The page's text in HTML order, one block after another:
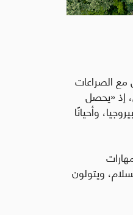
مع الصراعات
إذ «يحصل
وأحيانًا
ويتولون